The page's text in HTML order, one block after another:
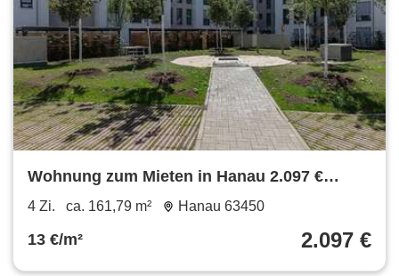
Wohnung zum Mieten in Hanau 2.097 €
161.79 m²
4 Zi. ca. 161,79 m² Hanau 63450
13 €/m² 2.097 €